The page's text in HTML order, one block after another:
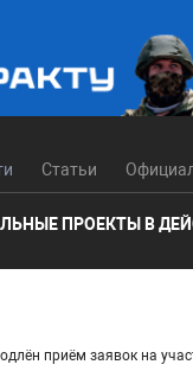
Статьи
ПРОЕКТЫ В
приём заявок на